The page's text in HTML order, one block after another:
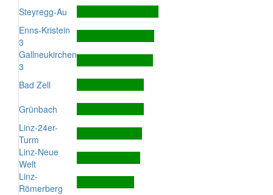
Steyregg-Au
Enns-Kristein
3
Gallneukirchen
3
Bad Zell
Grünbach
Linz-24er-
Turm
Linz-Neue
Welt
Linz-
Römerberg